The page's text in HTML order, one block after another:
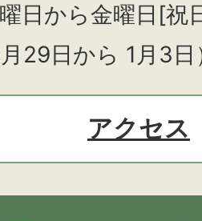
日から金曜日[祝
29日から 1月3
アクセス